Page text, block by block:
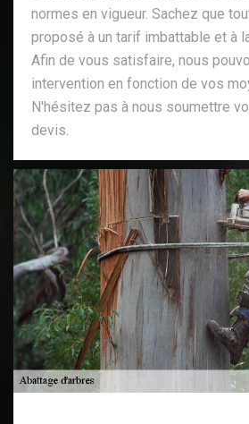
normes en vigueur. Sachez que
proposé à un tarif imbattable et à
Afin de vous satisfaire, nous
intervention en fonction de vos
N'hésitez pas à nous soumettre
devis.